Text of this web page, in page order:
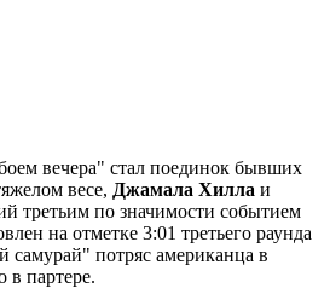
вечера" стал поединок бывших
весе, Джамала Хилла и
третьим по значимости событием
на отметке 3:01 третьего раунда
самурай" потряс американца в
в партере.